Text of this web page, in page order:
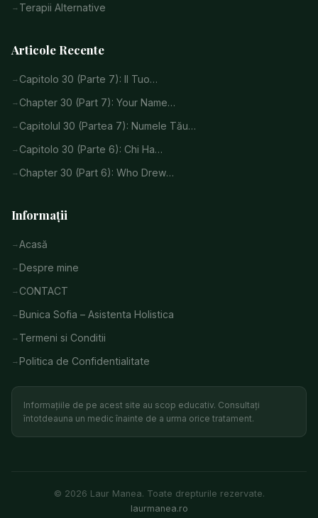
Terapii Alternative
Articole Recente
Capitolo 30 (Parte 7): Il Tuo…
Chapter 30 (Part 7): Your Name…
Capitolul 30 (Partea 7): Numele Tău…
Capitolo 30 (Parte 6): Chi Ha…
Chapter 30 (Part 6): Who Drew…
Informații
Acasă
Despre mine
CONTACT
Bunica Sofia – Asistenta Holistica
Termeni si Conditii
Politica de Confidentialitate
Informațiile de pe acest site au scop educativ. Consultați
întotdeauna un medic înainte de a urma orice tratament.
© 2026 Laur Manea. Toate drepturile rezervate.
laurmanea.ro